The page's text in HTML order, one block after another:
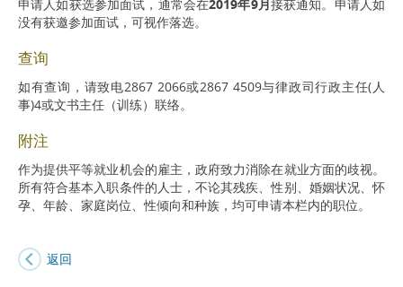
申请人如获选参加面试，通常会在2019年9月接获通知。申请人如
没有获邀参加面试，可视作落选。
查询
如有查询，请致电2867 2066或2867 4509与律政司行政主任(人
事)4或文书主任（训练）联络。
附注
作为提供平等就业机会的雇主，政府致力消除在就业方面的歧视。
所有符合基本入职条件的人士，不论其残疾、性别、婚姻状况、怀
孕、年龄、家庭岗位、性倾向和种族，均可申请本栏内的职位。
返回